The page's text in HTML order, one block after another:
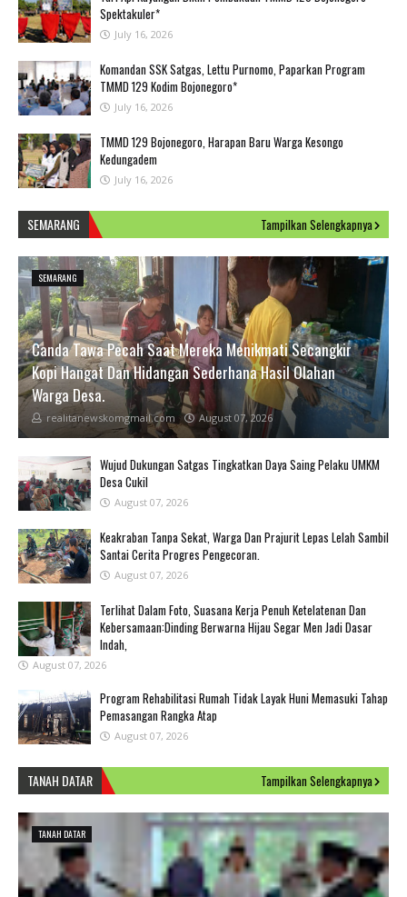
Spektakuler*
July 16, 2026
Komandan SSK Satgas, Lettu Purnomo, Paparkan Program
TMMD 129 Kodim Bojonegoro*
July 16, 2026
TMMD 129 Bojonegoro, Harapan Baru Warga Kesongo
Kedungadem
July 16, 2026
SEMARANG Tampilkan Selengkapnya
SEMARANG
Canda Tawa Pecah Saat Mereka Menikmati Secangkir
Kopi Hangat Dan Hidangan Sederhana Hasil Olahan
Warga Desa.
realitanewskomgmail.com August 07, 2026
Wujud Dukungan Satgas Tingkatkan Daya Saing Pelaku UMKM
Desa Cukil
August 07, 2026
Keakraban Tanpa Sekat, Warga Dan Prajurit Lepas Lelah Sambil
Santai Cerita Progres Pengecoran.
August 07, 2026
Terlihat Dalam Foto, Suasana Kerja Penuh Ketelatenan Dan
Kebersamaan:Dinding Berwarna Hijau Segar Men Jadi Dasar
Indah,
August 07, 2026
Program Rehabilitasi Rumah Tidak Layak Huni Memasuki Tahap
Pemasangan Rangka Atap
August 07, 2026
TANAH DATAR Tampilkan Selengkapnya
TANAH DATAR